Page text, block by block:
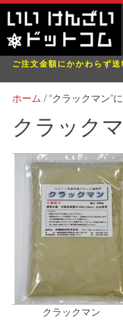
ホーム / “クラックマン”
クラック
1件の結果を表示中
クラックマン
ご注文金額にかかわらず送